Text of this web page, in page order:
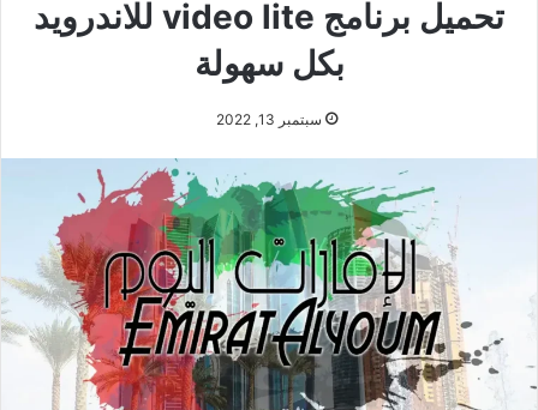
تحميل برنامج video lite للاندرويد
بكل سهولة
سبتمبر 13, 2022